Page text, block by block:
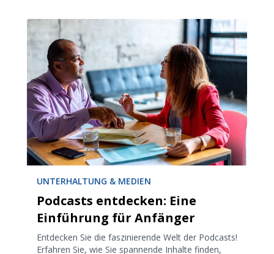
UNTERHALTUNG & MEDIEN
Podcasts entdecken: Eine
Einführung für Anfänger
Entdecken Sie die faszinierende Welt der Podcasts!
Erfahren Sie, wie Sie spannende Inhalte finden,